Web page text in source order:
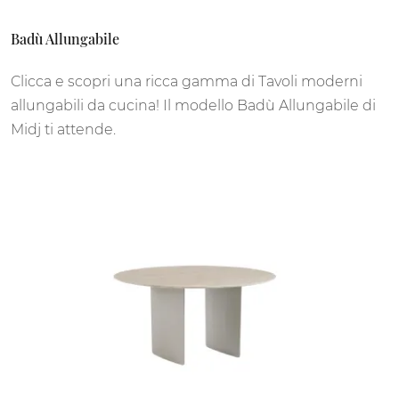
Badù Allungabile
Clicca e scopri una ricca gamma di Tavoli moderni
allungabili da cucina! Il modello Badù Allungabile di
Midj ti attende.